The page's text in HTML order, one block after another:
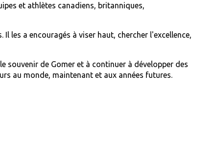
et athlètes canadiens, britanniques,
les a encouragés à viser haut, chercher l'excellence,
souvenir de Gomer et à continuer à développer des
au monde, maintenant et aux années futures.